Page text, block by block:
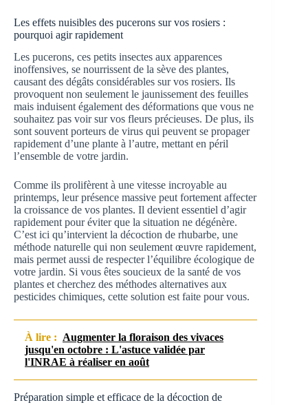
Les effets nuisibles des pucerons sur vos rosiers :
pourquoi agir rapidement
Les pucerons, ces petits insectes aux apparences
inoffensives, se nourrissent de la sève des plantes,
causant des dégâts considérables sur vos rosiers. Ils
provoquent non seulement le jaunissement des feuilles
mais induisent également des déformations que vous ne
souhaitez pas voir sur vos fleurs précieuses. De plus, ils
sont souvent porteurs de virus qui peuvent se propager
rapidement d’une plante à l’autre, mettant en péril
l’ensemble de votre jardin.
Comme ils prolifèrent à une vitesse incroyable au
printemps, leur présence massive peut fortement affecter
la croissance de vos plantes. Il devient essentiel d’agir
rapidement pour éviter que la situation ne dégénère.
C’est ici qu’intervient la décoction de rhubarbe, une
méthode naturelle qui non seulement œuvre rapidement,
mais permet aussi de respecter l’équilibre écologique de
votre jardin. Si vous êtes soucieux de la santé de vos
plantes et cherchez des méthodes alternatives aux
pesticides chimiques, cette solution est faite pour vous.
À lire : Augmenter la floraison des vivaces
jusqu'en octobre : L'astuce validée par
l'INRAE à réaliser en août
Préparation simple et efficace de la décoction de